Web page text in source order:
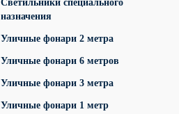
Светильники специального
назначения
Уличные фонари 2 метра
Уличные фонари 6 метров
Уличные фонари 3 метра
Уличные фонари 1 метр